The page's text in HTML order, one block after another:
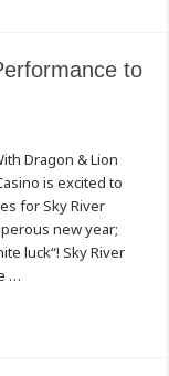
to
Dragon & Lion
is excited to
for Sky River
new year;
luck“! Sky River
…